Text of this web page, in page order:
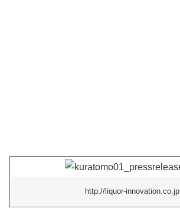
http://liquor-innovation.co.jp